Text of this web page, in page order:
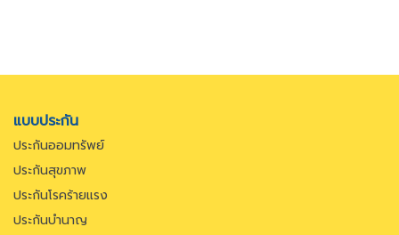
แบบประกัน
ประกันออมทรัพย์
ประกันสุขภาพ
ประกันโรคร้ายแรง
ประกันบำนาญ